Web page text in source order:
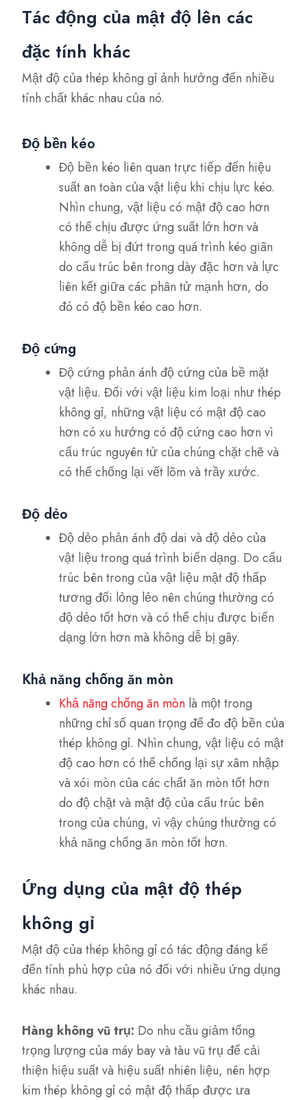
Tác động của mật độ lên các
đặc tính khác
Mật độ của thép không gỉ ảnh hưởng đến nhiều
tính chất khác nhau của nó.
Độ bền kéo
Độ bền kéo liên quan trực tiếp đến hiệu
suất an toàn của vật liệu khi chịu lực kéo.
Nhìn chung, vật liệu có mật độ cao hơn
có thể chịu được ứng suất lớn hơn và
không dễ bị đứt trong quá trình kéo giãn
do cấu trúc bên trong dày đặc hơn và lực
liên kết giữa các phân tử mạnh hơn, do
đó có độ bền kéo cao hơn.
Độ cứng
Độ cứng phản ánh độ cứng của bề mặt
vật liệu. Đối với vật liệu kim loại như thép
không gỉ, những vật liệu có mật độ cao
hơn có xu hướng có độ cứng cao hơn vì
cấu trúc nguyên tử của chúng chặt chẽ và
có thể chống lại vết lõm và trầy xước.
Độ dẻo
Độ dẻo phản ánh độ dai và độ dẻo của
vật liệu trong quá trình biến dạng. Do cấu
trúc bên trong của vật liệu mật độ thấp
tương đối lỏng lẻo nên chúng thường có
độ dẻo tốt hơn và có thể chịu được biến
dạng lớn hơn mà không dễ bị gãy.
Khả năng chống ăn mòn
Khả năng chống ăn mòn là một trong
những chỉ số quan trọng để đo độ bền của
thép không gỉ. Nhìn chung, vật liệu có mật
độ cao hơn có thể chống lại sự xâm nhập
và xói mòn của các chất ăn mòn tốt hơn
do độ chặt và mật độ của cấu trúc bên
trong của chúng, vì vậy chúng thường có
khả năng chống ăn mòn tốt hơn.
Ứng dụng của mật độ thép
không gỉ
Mật độ của thép không gỉ có tác động đáng kể
đến tính phù hợp của nó đối với nhiều ứng dụng
khác nhau.
Hàng không vũ trụ: Do nhu cầu giảm tổng
trọng lượng của máy bay và tàu vũ trụ để cải
thiện hiệu suất và hiệu suất nhiên liệu, nên hợp
kim thép không gỉ có mật độ thấp được ưa